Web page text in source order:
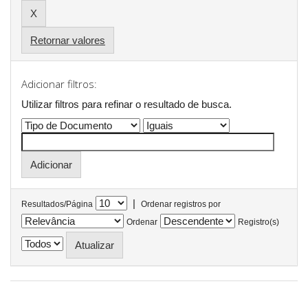
Retornar valores
Adicionar filtros:
Utilizar filtros para refinar o resultado de busca.
Resultados/Página |
Ordenar registros por
Ordenar
Registro(s)